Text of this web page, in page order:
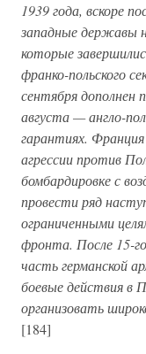
1939 года, вскоре
западные державы
которые
франко-польского
сентября дополнен
августа — англо-
гарантиях. Франция
агрессии против
бомбардировке с
провести ряд
ограниченными
фронта. После 15-
часть германской
боевые действия в
организовать
[184]